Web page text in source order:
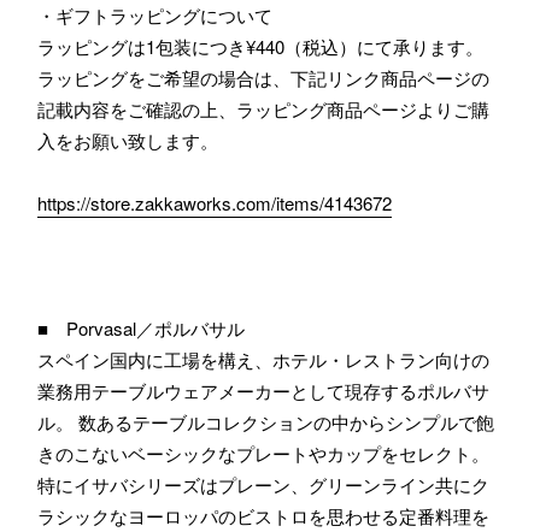
・ギフトラッピングについて
ラッピングは1包装につき¥440（税込）にて承ります。
ラッピングをご希望の場合は、下記リンク商品ページの
記載内容をご確認の上、ラッピング商品ページよりご購
入をお願い致します。
https://store.zakkaworks.com/items/4143672
■ Porvasal／ポルバサル
スペイン国内に工場を構え、ホテル・レストラン向けの
業務用テーブルウェアメーカーとして現存するポルバサ
ル。 数あるテーブルコレクションの中からシンプルで飽
きのこないベーシックなプレートやカップをセレクト。
特にイサバシリーズはプレーン、グリーンライン共にク
ラシックなヨーロッパのビストロを思わせる定番料理を